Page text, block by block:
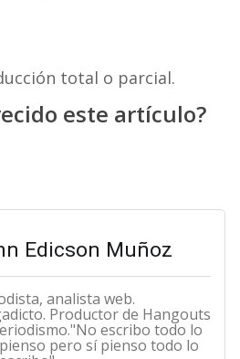
total o parcial.
este artículo?
Edicson Muñoz
analista web.
Productor de Hangouts
escribo todo lo
pero sí pienso todo lo